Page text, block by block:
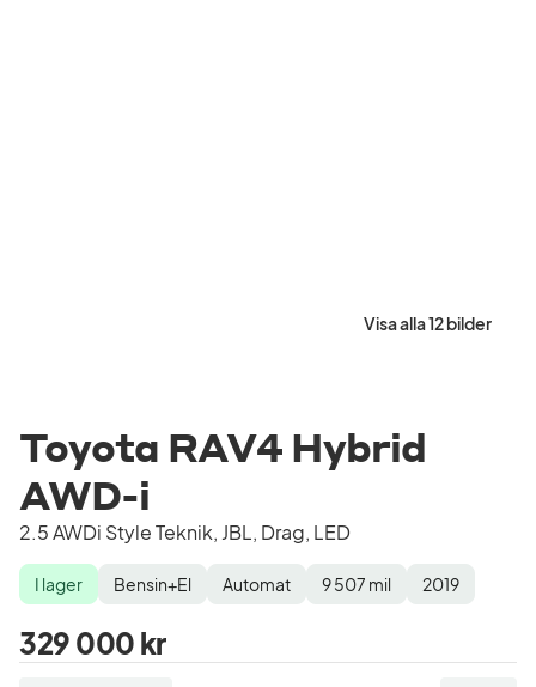
Visa alla 12 bilder
Toyota RAV4 Hybrid
AWD-i
2.5 AWDi Style Teknik, JBL, Drag, LED
Lagerstatus
I lager
Drivmedel Bensin+El
Växellåda Automat
Mätarställning 9 507 mil
Modellår 2019
329 000 kr